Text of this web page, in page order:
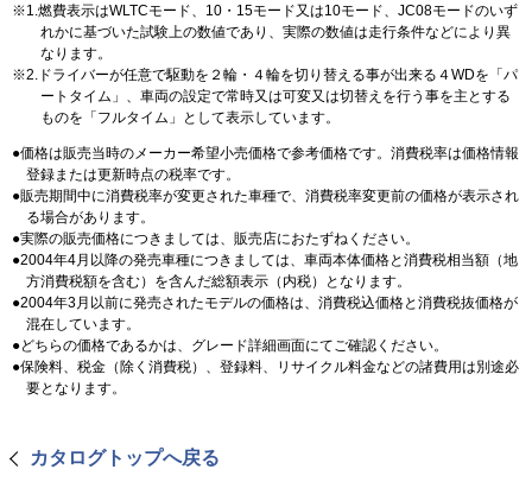
1.燃費表示はWLTCモード、10・15モード又は10モード、JC08モードのいず
れかに基づいた試験上の数値であり、実際の数値は走行条件などにより異
なります。
2.ドライバーが任意で駆動を２輪・４輪を切り替える事が出来る４WDを「パ
ートタイム」、車両の設定で常時又は可変又は切替えを行う事を主とする
ものを「フルタイム」として表示しています。
価格は販売当時のメーカー希望小売価格で参考価格です。消費税率は価格情報
登録または更新時点の税率です。
販売期間中に消費税率が変更された車種で、消費税率変更前の価格が表示され
る場合があります。
実際の販売価格につきましては、販売店におたずねください。
2004年4月以降の発売車種につきましては、車両本体価格と消費税相当額（地
方消費税額を含む）を含んだ総額表示（内税）となります。
2004年3月以前に発売されたモデルの価格は、消費税込価格と消費税抜価格が
混在しています。
どちらの価格であるかは、グレード詳細画面にてご確認ください。
保険料、税金（除く消費税）、登録料、リサイクル料金などの諸費用は別途必
要となります。
カタログトップへ戻る